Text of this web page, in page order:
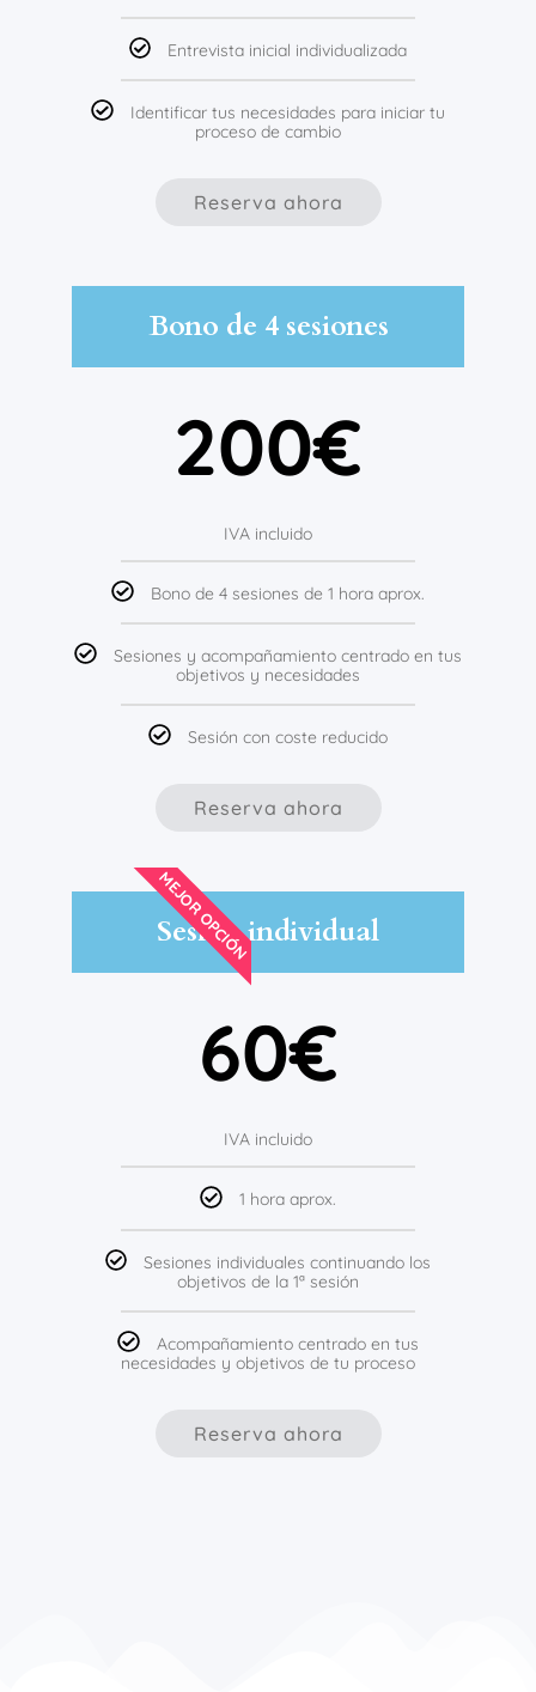
Entrevista inicial individualizada
Identificar tus necesidades para iniciar tu
proceso de cambio
Reserva ahora
Bono de 4 sesiones
200€
IVA incluido
Bono de 4 sesiones de 1 hora aprox.
Sesiones y acompañamiento centrado en tus
objetivos y necesidades
Sesión con coste reducido
Reserva ahora
MEJOR OPCIÓN
Sesión individual
60€
IVA incluido
1 hora aprox.
Sesiones individuales continuando los
objetivos de la 1ª sesión
Acompañamiento centrado en tus
necesidades y objetivos de tu proceso
Reserva ahora